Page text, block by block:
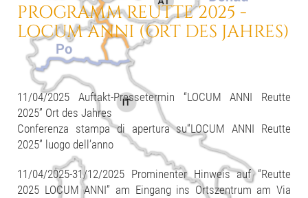
PROGRAMM REUTTE 2025 -
LOCUM ANNI (ORT DES JAHRES)
11/04/2025 Auftakt-Pressetermin “LOCUM ANNI Reutte
2025” Ort des Jahres
Conferenza stampa di apertura su“LOCUM ANNI Reutte
2025” luogo dell’anno
11/04/2025-31/12/2025 Prominenter Hinweis auf “Reutte
2025 LOCUM ANNI” am Eingang ins Ortszentrum am Via